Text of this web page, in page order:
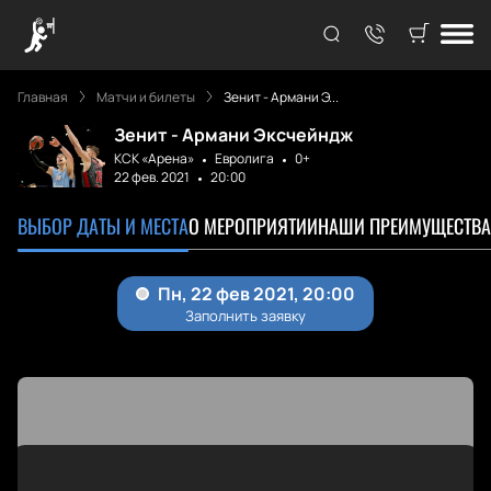
Главная Матчи и билеты Зенит - Армани Э...
Зенит - Армани Эксчейндж
КСК «Арена» Евролига
0+
22 фев. 2021
20:00
ВЫБОР ДАТЫ И МЕСТАО МЕРОПРИЯТИИНАШИ ПРЕИМУЩЕСТВА